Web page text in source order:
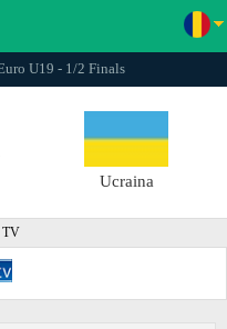
U19 - 1/2 Finals
Ucraina
TV